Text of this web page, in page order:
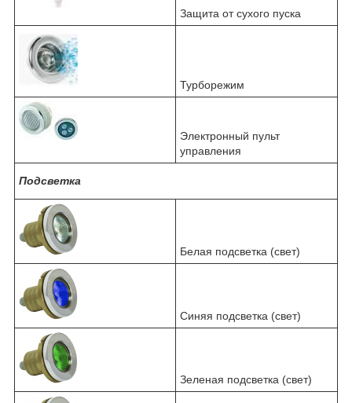
Защита от сухого пуска
Турборежим
Электронный пульт
управления
Подсветка
Белая подсветка (свет)
Синяя подсветка (свет)
Зеленая подсветка (свет)